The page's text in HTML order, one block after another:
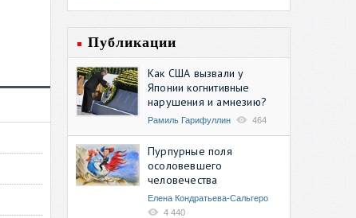
Публикации
Как США вызвали у
Японии когнитивные
нарушения и амнезию?
Рамиль Гарифуллин 464
Пурпурные поля
осоловевшего
человечества
Елена Кондратьева-Сальгеро
4 440